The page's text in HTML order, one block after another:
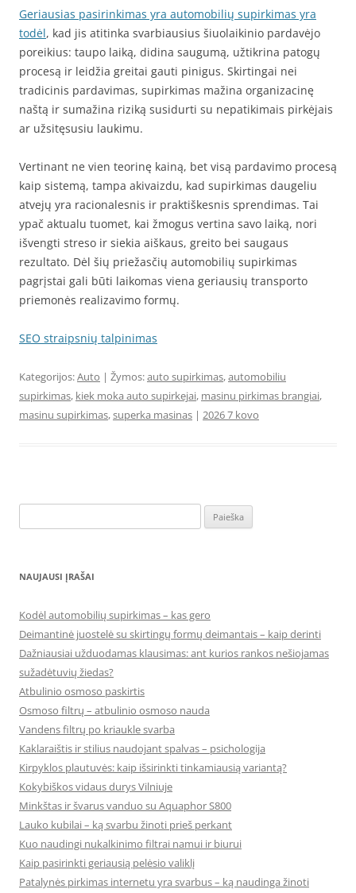
Geriausias pasirinkimas yra automobilių supirkimas yra
todėl, kad jis atitinka svarbiausius šiuolaikinio pardavėjo
poreikius: taupo laiką, didina saugumą, užtikrina patogų
procesą ir leidžia greitai gauti pinigus. Skirtingai nei
tradicinis pardavimas, supirkimas mažina organizacinę
naštą ir sumažina riziką susidurti su nepatikimais pirkėjais
ar užsitęsusiu laukimu.
Vertinant ne vien teorinę kainą, bet visą pardavimo procesą
kaip sistemą, tampa akivaizdu, kad supirkimas daugeliu
atvejų yra racionalesnis ir praktiškesnis sprendimas. Tai
ypač aktualu tuomet, kai žmogus vertina savo laiką, nori
išvengti streso ir siekia aiškaus, greito bei saugaus
rezultato. Dėl šių priežasčių automobilių supirkimas
pagrįstai gali būti laikomas viena geriausių transporto
priemonės realizavimo formų.
SEO straipsnių talpinimas
Kategorijos:Auto | Žymos:auto supirkimas,automobiliu
supirkimas, kiek moka auto supirkejai, masinu pirkimas brangiai,
masinu supirkimas,superka masinas | 2026 7 kovo
NAUJAUSI ĮRAŠAI
Kodėl automobilių supirkimas – kas gero
Deimantinė juostelė su skirtingų formų deimantais – kaip derinti
Dažniausiai užduodamas klausimas: ant kurios rankos nešiojamas
sužadėtuvių žiedas?
Atbulinio osmoso paskirtis
Osmoso filtrų – atbulinio osmoso nauda
Vandens filtrų po kriaukle svarba
Kaklaraištis ir stilius naudojant spalvas – psichologija
Kirpyklos plautuvės: kaip išsirinkti tinkamiausią variantą?
Kokybiškos vidaus durys Vilniuje
Minkštas ir švarus vanduo su Aquaphor S800
Lauko kubilai – ką svarbu žinoti prieš perkant
Kuo naudingi nukalkinimo filtrai namui ir biurui
Kaip pasirinkti geriausią pelėsio valiklį
Patalynės pirkimas internetu yra svarbus – ką naudinga žinoti